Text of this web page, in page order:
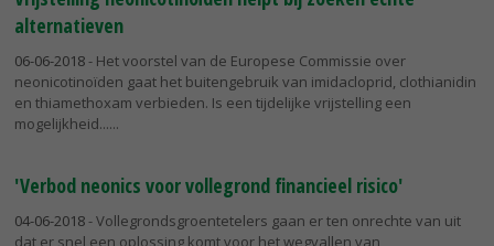
alternatieven
06-06-2018- Het voorstel van de Europese Commissie over
neonicotinoïden gaat het buitengebruik van imidacloprid, clothianidin
en thiamethoxam verbieden. Is een tijdelijke vrijstelling een
mogelijkheid...
'Verbod neonics voor vollegrond financieel risico'
04-06-2018- Vollegrondsgroentetelers gaan er ten onrechte van uit
dat er snel een oplossing komt voor het wegvallen van